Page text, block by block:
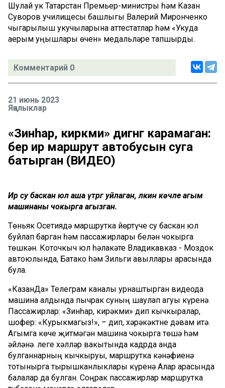
Шулай ук Татарстан Премьер-министры һәм Казан
Суворов училищесы башлыгы Валерий Миронченко
чыгарылыш укучыларына аттестатлар һәм «Укуда
аерым уңышлары өчен» медальләре тапшырды.
Комментарий 0
21 июнь 2023
Яңалыклар
«Зинһар, кирәкми» дигәнгә карамаган:
бер ир маршрут автобусын суга
батырган (ВИДЕО)
Ир су баскан юл аша үтәргә уйлаган, ләкин көчле агым
машинаны чокырга агызган.
Төньяк Осетиядә маршрутка йөртүче су баскан юл
буйлап барган һәм пассажирлары белән чокырга
төшкән. Коточкыч юл һәлакәте Владикавказ - Моздок
автоюлында, Батако һәм Зильги авыллары арасында
була.
«КазанДа» Телеграм каналы урнаштырган видеода
машина алдында пычрак суның шаулап агуы күренә.
Пассажирлар: «Зинһар, кирәкми» дип кычкыралар,
шофер: «Курыкмагыз!», – дип, хәрәкәктне дәвам итә.
Агымга көче җитмәгән машина чокырга төшә һәм
әйләнә. Әлеге хәлләр вакытында кадрда анда
булганнарның кычкыруы, маршрутка кәнәфиенә
тотынырга тырышканлыклары күренә Алар арасында
балалар да булган. Соңрак пассажирлар маршрутка